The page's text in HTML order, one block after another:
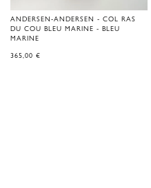
ANDERSEN-ANDERSEN - COL RAS
DU COU BLEU MARINE - BLEU
MARINE
365,00 €